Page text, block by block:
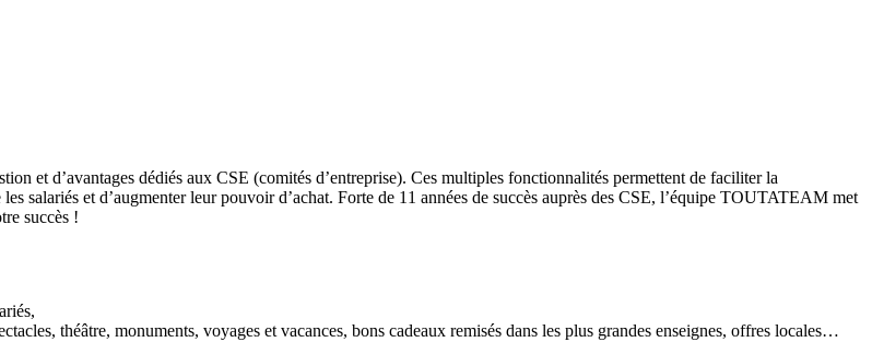
et d’avantages dédiés aux CSE (comités d’entreprise). Ces multiples fonctionnalités permettent de faciliter la
salariés et d’augmenter leur pouvoir d’achat. Forte de 11 années de succès auprès des CSE, l’équipe TOUTATEAM met
succès !
théâtre, monuments, voyages et vacances, bons cadeaux remisés dans les plus grandes enseignes, offres locales…